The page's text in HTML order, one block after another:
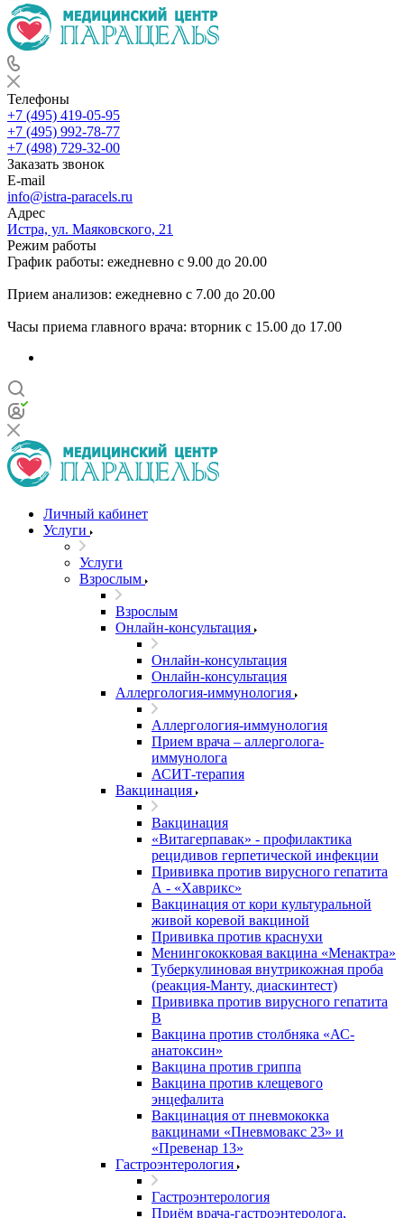
Телефоны
+7 (495) 419-05-95
+7 (495) 992-78-77
+7 (498) 729-32-00
Заказать звонок
E-mail
info@istra-paracels.ru
Адрес
Истра, ул. Маяковского, 21
Режим работы
График работы: ежедневно с 9.00 до 20.00
Прием анализов: ежедневно с 7.00 до 20.00
Часы приема главного врача: вторник с 15.00 до 17.00
Личный кабинет
Услуги
Услуги
Взрослым
Взрослым
Онлайн-консультация
Онлайн-консультация
Онлайн-консультация
Аллергология-иммунология
Аллергология-иммунология
Прием врача – аллерголога-
иммунолога
АСИТ-терапия
Вакцинация
Вакцинация
«Витагерпавак» - профилактика
рецидивов герпетической инфекции
Прививка против вирусного гепатита
А - «Хаврикс»
Вакцинация от кори культуральной
живой коревой вакциной
Прививка против краснухи
Менингококковая вакцина «Менактра»
Туберкулиновая внутрикожная проба
(реакция-Манту, диаскинтест)
Прививка против вирусного гепатита
В
Вакцина против столбняка «АС-
анатоксин»
Вакцина против гриппа
Вакцина против клещевого
энцефалита
Вакцинация от пневмококка
вакцинами «Пневмовакс 23» и
«Превенар 13»
Гастроэнтерология
Гастроэнтерология
Приём врача-гастроэнтеролога,